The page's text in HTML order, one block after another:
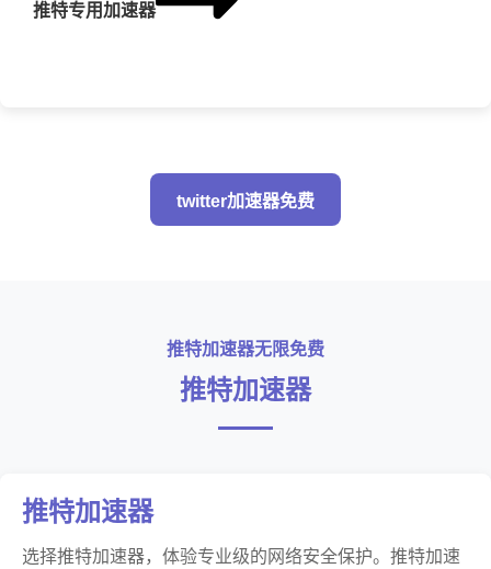
推特专用加速器
twitter加速器免费
推特加速器无限免费
推特加速器
推特加速器
选择推特加速器，体验专业级的网络安全保护。推特加速